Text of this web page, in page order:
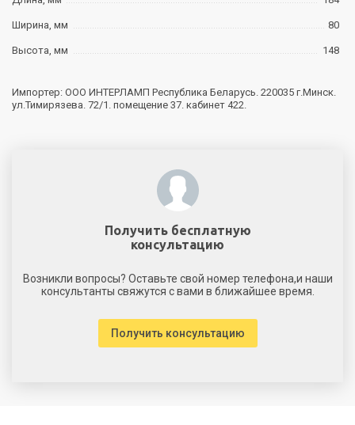
Ширина, мм 80
Высота, мм 148
Импортер: ООО ИНТЕРЛАМП Республика Беларусь. 220035 г.Минск.
ул.Тимирязева. 72/1. помещение 37. кабинет 422.
Получить бесплатную
консультацию
Возникли вопросы? Оставьте свой номер телефона,и наши
консультанты свяжутся с вами в ближайшее время.
Получить консультацию